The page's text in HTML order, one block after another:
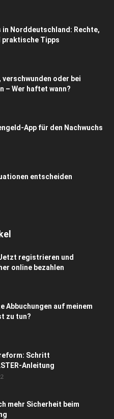
in Norddeutschland: Rechte,
praktische Tipps
verschwunden oder bei
– Wer haftet wann?
App für den Nachwuchs
entscheiden
registrieren und
online bezahlen
Abbuchungen auf meinem
zu tun?
Schritt
Anleitung
mehr Sicherheit beim